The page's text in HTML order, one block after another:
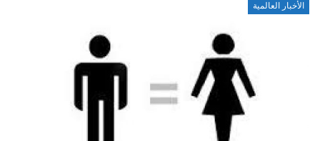
الأخبار العالمية